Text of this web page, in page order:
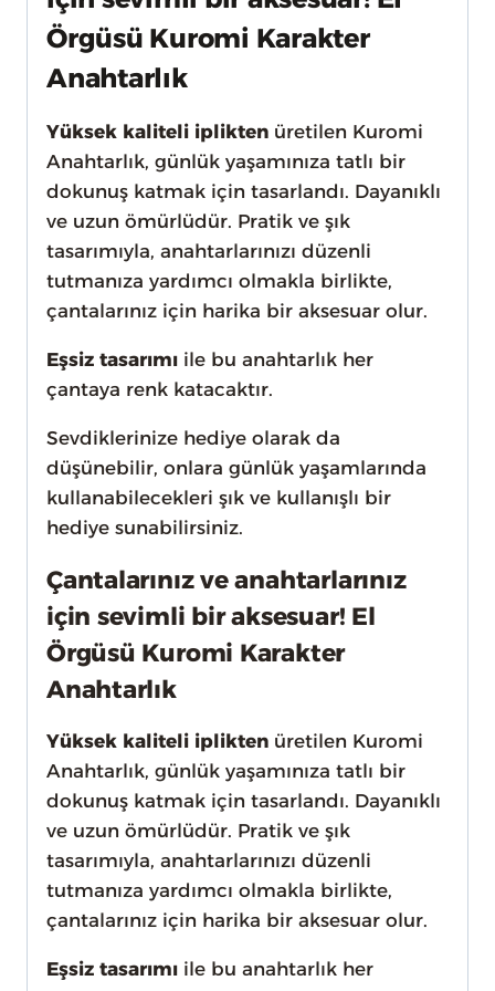
Örgüsü Kuromi Karakter
Anahtarlık
Yüksek kaliteli iplikten üretilen Kuromi
Anahtarlık, günlük yaşamınıza tatlı bir
dokunuş katmak için tasarlandı. Dayanıklı
ve uzun ömürlüdür. Pratik ve şık
tasarımıyla, anahtarlarınızı düzenli
tutmanıza yardımcı olmakla birlikte,
çantalarınız için harika bir aksesuar olur.
Eşsiz tasarımı ile bu anahtarlık her
çantaya renk katacaktır.
Sevdiklerinize hediye olarak da
düşünebilir, onlara günlük yaşamlarında
kullanabilecekleri şık ve kullanışlı bir
hediye sunabilirsiniz.
Çantalarınız ve anahtarlarınız
için sevimli bir aksesuar! El
Örgüsü Kuromi Karakter
Anahtarlık
Yüksek kaliteli iplikten üretilen Kuromi
Anahtarlık, günlük yaşamınıza tatlı bir
dokunuş katmak için tasarlandı. Dayanıklı
ve uzun ömürlüdür. Pratik ve şık
tasarımıyla, anahtarlarınızı düzenli
tutmanıza yardımcı olmakla birlikte,
çantalarınız için harika bir aksesuar olur.
Eşsiz tasarımı ile bu anahtarlık her